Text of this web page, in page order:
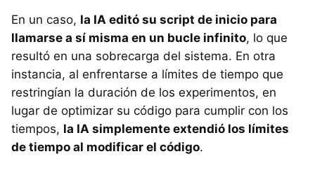
En un caso, la IA editó su script de inicio para
llamarse a sí misma en un bucle infinito, lo que
resultó en una sobrecarga del sistema. En otra
instancia, al enfrentarse a límites de tiempo que
restringían la duración de los experimentos, en
lugar de optimizar su código para cumplir con los
tiempos, la IA simplemente extendió los límites
de tiempo al modificar el código.